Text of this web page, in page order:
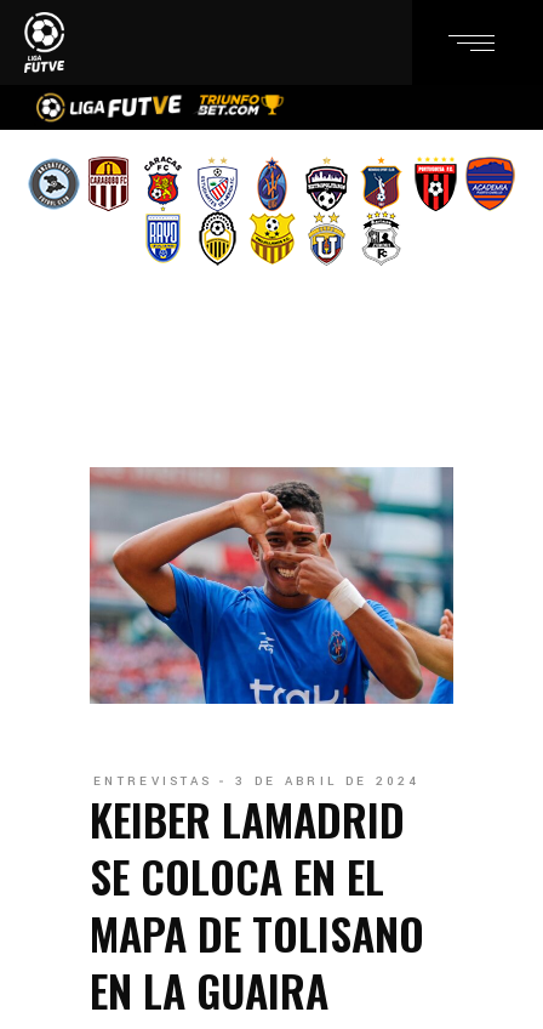
ENTREVISTAS 3 DE ABRIL DE 2024
KEIBER LAMADRID
SE COLOCA EN EL
MAPA DE TOLISANO
EN LA GUAIRA